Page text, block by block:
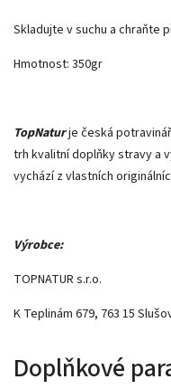
Skladujte v suchu a chraňte
Hmotnost: 350gr
TopNaturje česká
trh kvalitní doplňky stravy a
vychází z vlastních
Výrobce:
TOPNATUR s.r.o.
K Teplinám 679, 763 15
Doplňkové